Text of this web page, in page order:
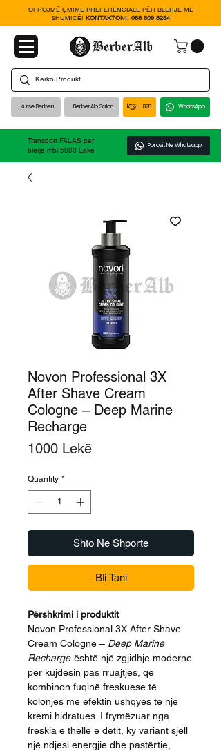
OFROJMË ÇMIME PREFERENCIALE PËR BLERJE ME
SHUMICË! KONTAKTONI: 068 809 8284
Kurse Berberi BerberAlb Sallon B2B WhatsApp
Transport FALAS per
blerje mbi 5000 Leke
Porosit Ne Whatsapp
Novon Professional 3X
After Shave Cream
Cologne – Deep Marine
Recharge
1000 LekëPrice
Quantity *
Shto Ne Shporte
Bli Tani
Përshkrimi i produktit
Novon Professional 3X After Shave
Cream Cologne – Deep Marine
Recharge është një zgjidhje moderne
për kujdesin pas rruajtjes, që
kombinon fuqinë freskuese të
kolonjës me efektin ushqyes të një
kremi hidratues. I frymëzuar nga
freskia e thellë e detit, ky variant sjell
një ndjesi energjie dhe pastërtie,